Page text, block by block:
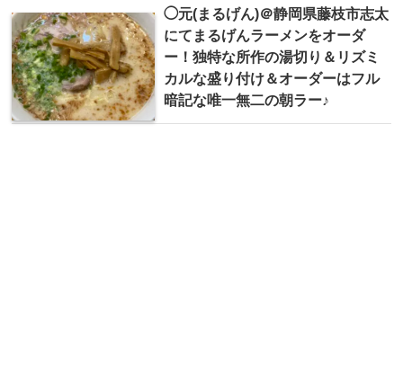
◯元(まるげん)＠静岡県藤枝市志太
にてまるげんラーメンをオーダ
ー！独特な所作の湯切り＆リズミ
カルな盛り付け＆オーダーはフル
暗記な唯一無二の朝ラー♪